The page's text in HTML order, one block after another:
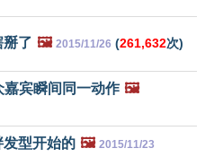
掰了 🖼️ 2015/11/26 (261,632次)
宾瞬间同一动作 🖼️
发型开始的 🖼️ 2015/11/23